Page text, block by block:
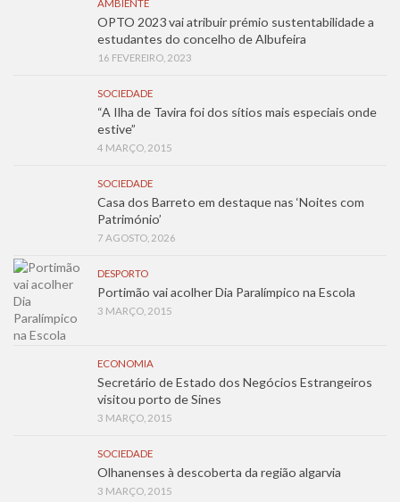
AMBIENTE
OPTO 2023 vai atribuir prémio sustentabilidade a
estudantes do concelho de Albufeira
16 FEVEREIRO, 2023
SOCIEDADE
“A Ilha de Tavira foi dos sítios mais especiais onde
estive”
4 MARÇO, 2015
SOCIEDADE
Casa dos Barreto em destaque nas ‘Noites com
Património’
7 AGOSTO, 2026
DESPORTO
Portimão vai acolher Dia Paralímpico na Escola
3 MARÇO, 2015
ECONOMIA
Secretário de Estado dos Negócios Estrangeiros
visitou porto de Sines
3 MARÇO, 2015
SOCIEDADE
Olhanenses à descoberta da região algarvia
3 MARÇO, 2015